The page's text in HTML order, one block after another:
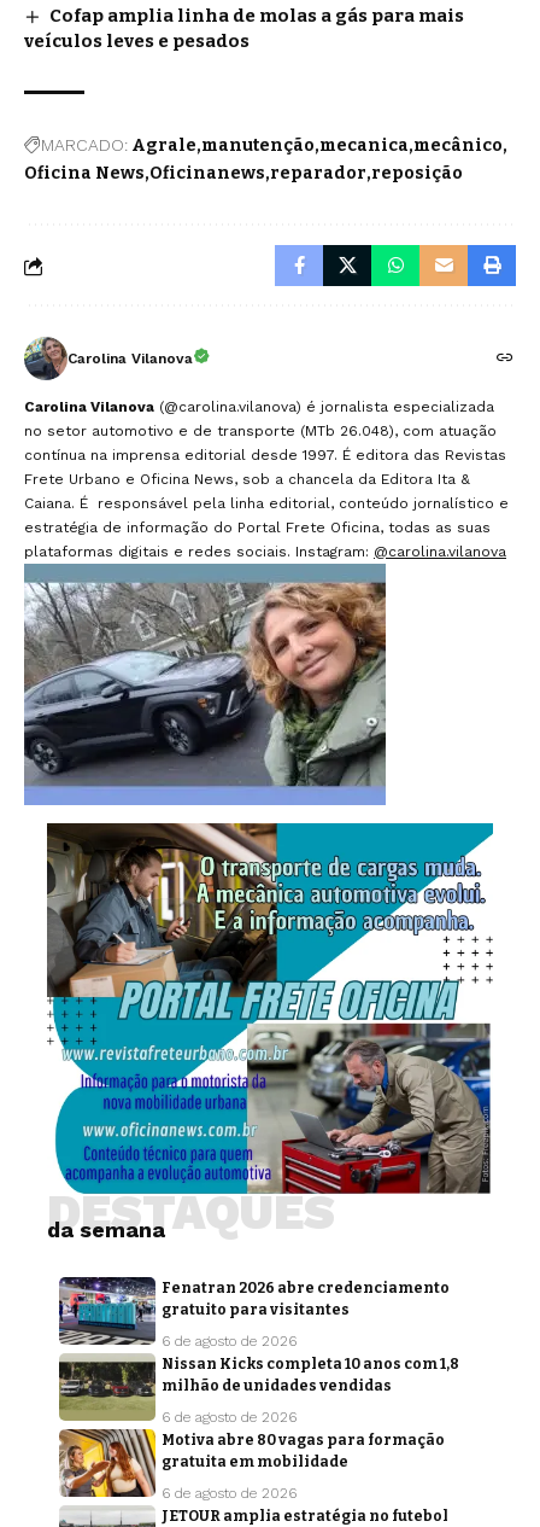
Cofap amplia linha de molas a gás para mais
veículos leves e pesados
MARCADO: Agrale manutenção mecanica mecânico
Oficina News Oficinanews reparador reposição
Carolina Vilanova
Carolina Vilanova (@carolina.vilanova) é jornalista especializada
no setor automotivo e de transporte (MTb 26.048), com atuação
contínua na imprensa editorial desde 1997. É editora das Revistas
Frete Urbano e Oficina News, sob a chancela da Editora Ita &
Caiana. É responsável pela linha editorial, conteúdo jornalístico e
estratégia de informação do Portal Frete Oficina, todas as suas
plataformas digitais e redes sociais. Instagram: @carolina.vilanova
da semana
DESTAQUES
Fenatran 2026 abre credenciamento
gratuito para visitantes
6 de agosto de 2026
Nissan Kicks completa 10 anos com 1,8
milhão de unidades vendidas
6 de agosto de 2026
Motiva abre 80 vagas para formação
gratuita em mobilidade
6 de agosto de 2026
JETOUR amplia estratégia no futebol